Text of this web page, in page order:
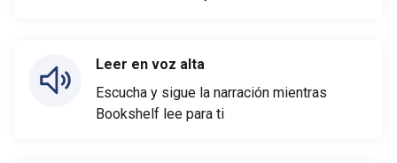
Leer en voz alta
Escucha y sigue la narración mientras
Bookshelf lee para ti